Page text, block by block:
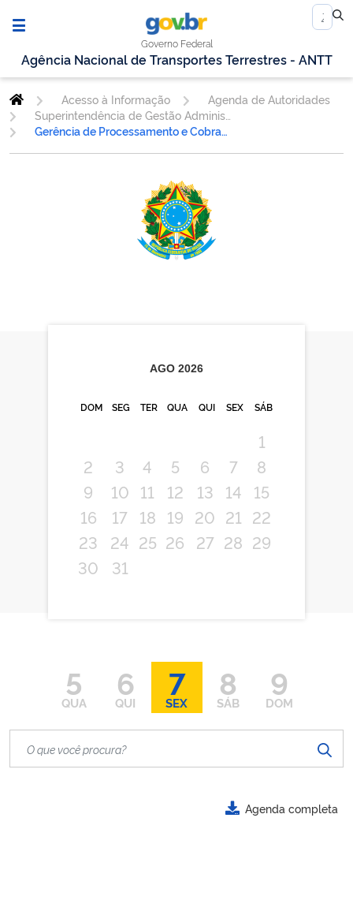
Governo Federal
Agência Nacional de Transportes Terrestres - ANTT
Acesso à Informação
Agenda de Autoridades
Superintendência de Gestão Administrativa
Gerência de Processamento e Cobrança de Auto de Infração - GEAUT
AGO 2026
DOM SEG TER QUA QUI SEX SÁB
1
2
3 4 5 6 7
8
9
10 11 12 13 14
15
16
17 18 19 20 21
22
23
24 25 26 27 28 29
30
31
5
QUA
6
QUI
7
SEX
8
SÁB
9
DOM
Agenda completa